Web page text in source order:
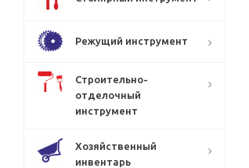
Режущий инструмент
Строительно-
отделочный
инструмент
Хозяйственный
инвентарь